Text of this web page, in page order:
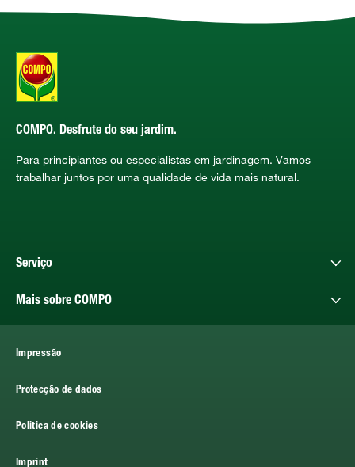
COMPO. Desfrute do seu jardim.
Para principiantes ou especialistas em jardinagem. Vamos
trabalhar juntos por uma qualidade de vida mais natural.
Serviço
Mais sobre COMPO
Impressão
Protecção de dados
Politica de cookies
Imprint